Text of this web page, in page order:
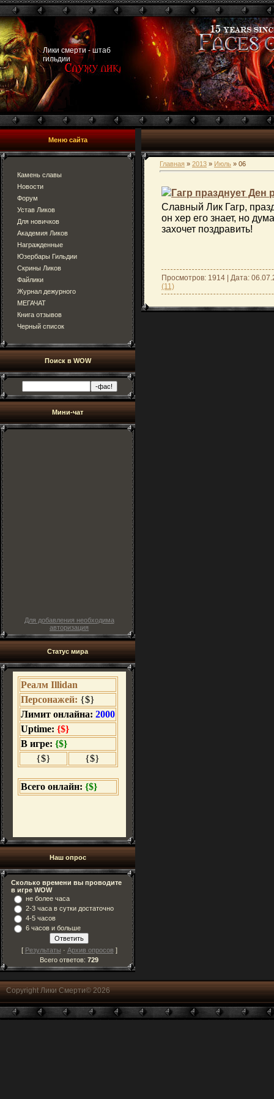
Лики смерти - штаб
гильдии
Меню сайта
Камень славы
Новости
Форум
Устав Ликов
Для новичков
Академия Ликов
Награжденные
Юзербары Гильдии
Скрины Ликов
Файлики
Журнал дежурного
МЕГАЧАТ
Книга отзывов
Черный список
Поиск в WOW
Мини-чат
Для добавления необходима
авторизация
Статус мира
Наш опрос
Сколько времени вы проводите
в игре WOW
не более часа
2-3 часа в сутки достаточно
4-5 часов
6 часов и больше
[ Результаты · Архив опросов ]
Всего ответов: 729
Главная » 2013 » Июль » 06
Гагр празднует Ден
Славный Лик Гагр,
он хер его знает, но
захочет поздравить!
Просмотров: 1914 | Дата:
(11)
Copyright Лики Смерти© 2026